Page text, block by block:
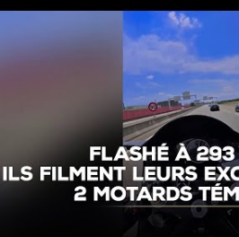
les mentalités et limiter ces
périlleux.
Les exemples
sanctions pour
vitesse chez les
Un jeune de 17 ans
km/h : une